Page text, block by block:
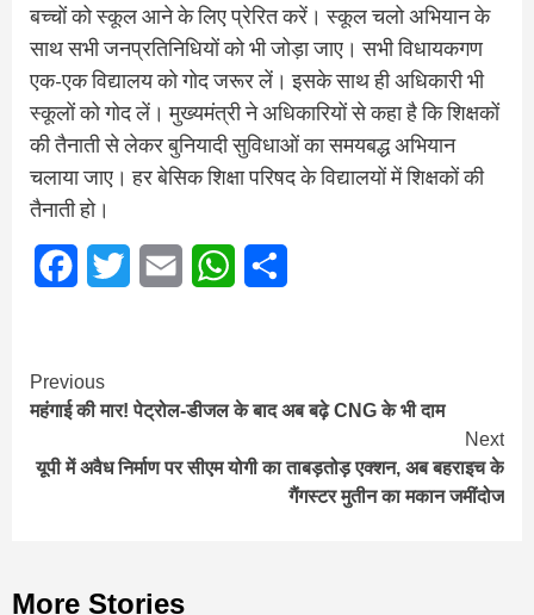
बच्चों को स्कूल आने के लिए प्रेरित करें। स्कूल चलो अभियान के
साथ सभी जनप्रतिनिधियों को भी जोड़ा जाए। सभी विधायकगण
एक-एक विद्यालय को गोद जरूर लें। इसके साथ ही अधिकारी भी
स्कूलों को गोद लें। मुख्यमंत्री ने अधिकारियों से कहा है कि शिक्षकों
की तैनाती से लेकर बुनियादी सुविधाओं का समयबद्ध अभियान
चलाया जाए। हर बेसिक शिक्षा परिषद के विद्यालयों में शिक्षकों की
तैनाती हो।
FacebookTwitter Email WhatsApp
Continue
Reading
Previous
महंगाई की मार! पेट्रोल-डीजल के बाद अब बढ़े CNG के भी दाम
Next
यूपी में अवैध निर्माण पर सीएम योगी का ताबड़तोड़ एक्शन, अब बहराइच के
गैंगस्टर मुतीन का मकान जमींदोज
More Stories